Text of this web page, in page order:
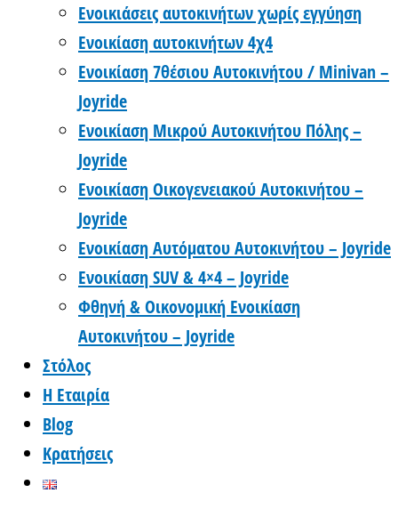
Ενοικιάσεις αυτοκινήτων χωρίς εγγύηση
Ενοικίαση αυτοκινήτων 4χ4
Ενοικίαση 7θέσιου Αυτοκινήτου / Minivan –
Joyride
Ενοικίαση Μικρού Αυτοκινήτου Πόλης –
Joyride
Ενοικίαση Οικογενειακού Αυτοκινήτου –
Joyride
Ενοικίαση Αυτόματου Αυτοκινήτου – Joyride
Ενοικίαση SUV & 4×4 – Joyride
Φθηνή & Οικονομική Ενοικίαση
Αυτοκινήτου – Joyride
Στόλος
Η Εταιρία
Blog
Κρατήσεις